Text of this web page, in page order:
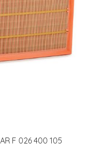
F 026 400 105